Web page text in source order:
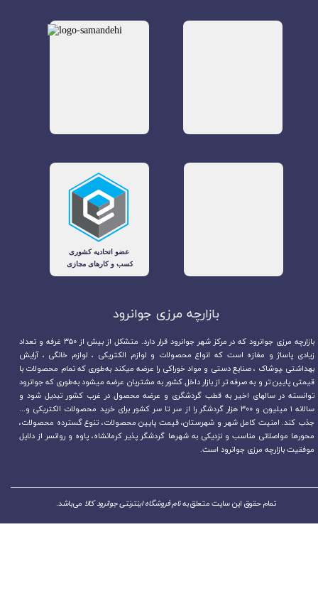
بازارچه مرزی جوانرود​​​​​​​
بازارچه مرزی جوانرود که در مرکز شهر جوانرود قرار دارد. متشکل از بیش از ۳۵۰ غرفه و تعداد
زیادی پاساژ و مغازه است که انواع محصولات و لوازم الکتریکی ، لوازم خانگی ، آرایش
بهداشتی ،پوشاک ، صنایع دستی و مواد خوراکی را عرضه میکند به‌طوری که تمام محصولات با
قیمتی پایین تر و به صرفه تر از بازار داخل کشور به مشتریان عرضه میشود به‌طوری که جوانرود
توانسته در سالهای اخیر به قطب گردشگری و عرضه محصول در غرب کشور تبدیل شود و
سالانه ۱ میلیون و ۳۰۰ هزار گردشگر را از سر تا سر کشور برای خرید محصولات الکتریکی و...
جذب کند. امنیت کامل شهر و شهرستان، قیمت پایین محصولات، تنوع گسترده محصولات،
محورها مواصلاتی مناسب و نزدیکی به شهرها گردشگر پذیر کرمانشاه، پاوه و روانسر از دلایل
موفقیت بازارچه مرزی جوانرود است.
تمام حقوق این سایت متعلق بهنام فروشگاه اینترنتی جوانرود کالا می‌باشد.